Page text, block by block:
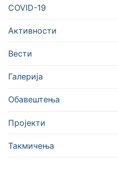
COVID-19
Активности
Вести
Галерија
Обавештења
Пројекти
Такмичења